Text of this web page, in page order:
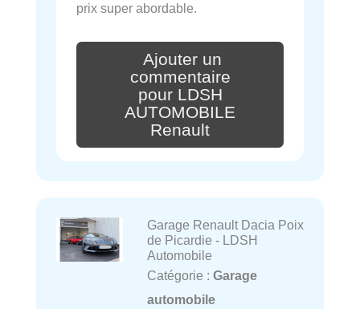
prix super abordable.
Ajouter un
commentaire
pour LDSH
AUTOMOBILE
Renault
Garage Renault Dacia Poix
de Picardie - LDSH
Automobile
Catégorie : Garage
automobile